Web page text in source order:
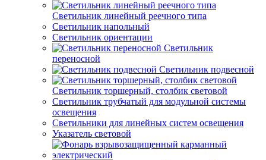
Светильник линейный реечного типа
Светильник напольный
Светильник ориентации
Светильник
переносной
Светильник подвесной
Светильник торшерный, столбик световой
Светильник трубчатый для модульной системы
освещения
Светильники для линейных систем освещения
Указатель световой